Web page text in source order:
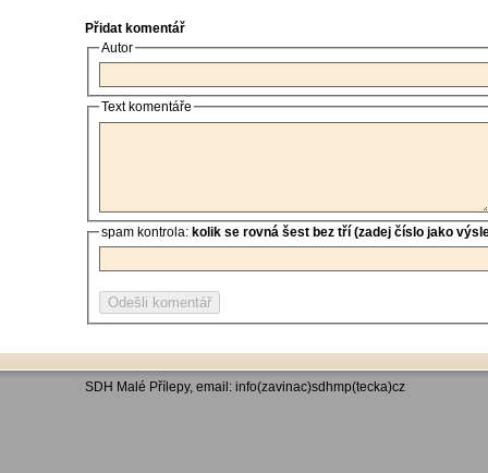
Přidat komentář
Autor
Text komentáře
spam kontrola: kolik se rovná šest bez tří (zadej číslo jako
SDH Malé Přílepy, email: info(zavinac)sdhmp(tecka)cz